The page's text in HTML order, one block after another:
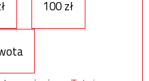
100 zł